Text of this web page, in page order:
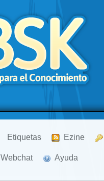
Etiquetas Ezine
Webchat Ayuda